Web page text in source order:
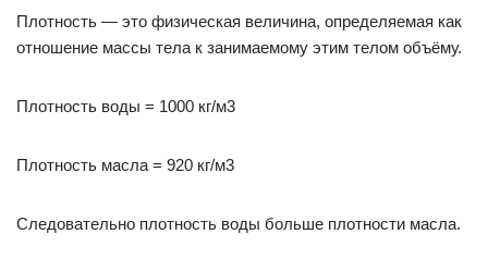
Плотность — это физическая величина, определяемая как
отношение массы тела к занимаемому этим телом объёму.
Плотность воды = 1000 кг/м3
Плотность масла = 920 кг/м3
Следовательно плотность воды больше плотности масла.